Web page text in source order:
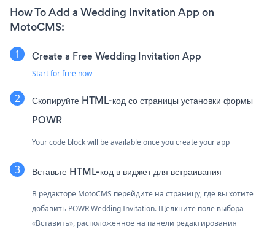
How To Add a Wedding Invitation App on
MotoCMS:
Create a Free Wedding Invitation App
Start for free now
Скопируйте HTML-код со страницы установки формы
POWR
Your code block will be available once you create your app
Вставьте HTML-код в виджет для встраивания
В редакторе MotoCMS перейдите на страницу, где вы хотите
добавить POWR Wedding Invitation. Щелкните поле выбора
«Вставить», расположенное на панели редактирования